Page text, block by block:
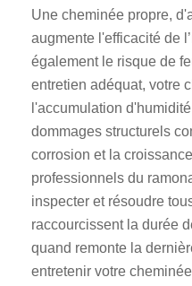
Une cheminée propre,
augmente l'efficacité de
également le risque de
entretien adéquat, votre
l'accumulation
dommages structurels
corrosion et la
professionnels du
inspecter et résoudre
raccourcissent la durée
quand remonte la
entretenir votre